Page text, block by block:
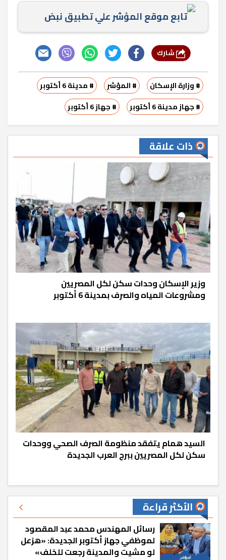
تابع موقع المؤشر علي تطبيق نبض
# وزارة الإسكان # المؤشر
# مدينة 6 أكتوبر
# جهاز مدينة 6 أكتوبر
# جهاز 6 أكتوبر
ذات علاقة
وزير الإسكان وحدات سكن لكل المصريين
ومشروعات المياه والصرف بمدينة 6 أكتوبر
السيد همام يتفقد منظومة الصرف الصحي ووحدات
سكن لكل المصريين ببرج العرب الجديدة
الأكثر قراءة
رسائل المهندس محمد عبد المقصود
لموظفي جهاز أكتوبر الجديدة: «هزعل
لو مشيت والمدينة رجعت للخلف»